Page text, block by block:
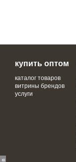
купить оптом
каталог товаров
витрины брендов
услуги